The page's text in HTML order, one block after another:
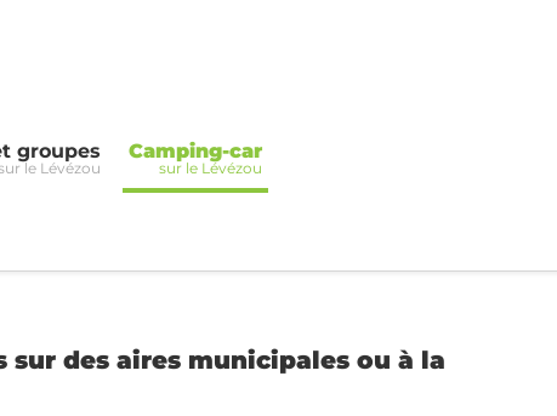
groupes
le Lévézou
Camping-car
sur le Lévézou
sur des aires municipales ou à la